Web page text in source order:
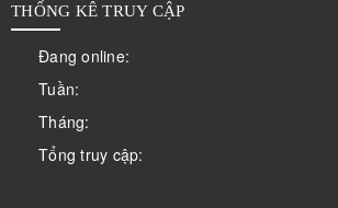
THỐNG KÊ TRUY CẬP
Đang online:
Tuần:
Tháng:
Tổng truy cập: